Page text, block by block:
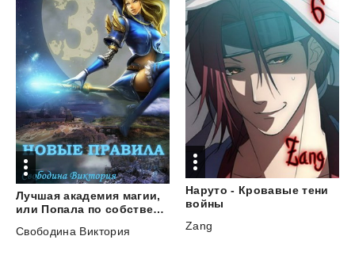
Лучшая академия магии,
или Попала по собственному желанию. Часть 3. Новые правила
Свободина Виктория
Наруто - Кровавые тени
войны
Zang